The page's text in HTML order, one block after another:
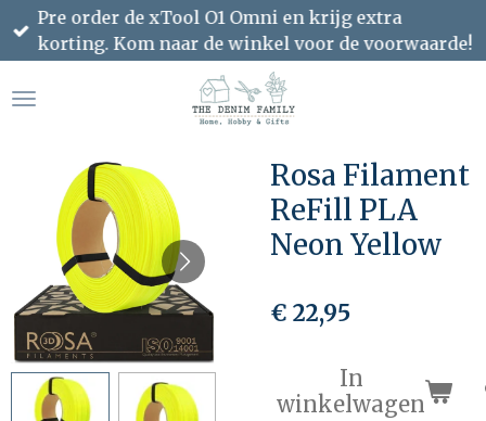
Ga
direct
de
Pre order de xTool O1 Omni en krijg extra
korting. Kom naar de winkel voor de voorwaarde!
Rosa Filament
ReFill PLA
Neon Yellow
€ 22,95
In
winkelwagen